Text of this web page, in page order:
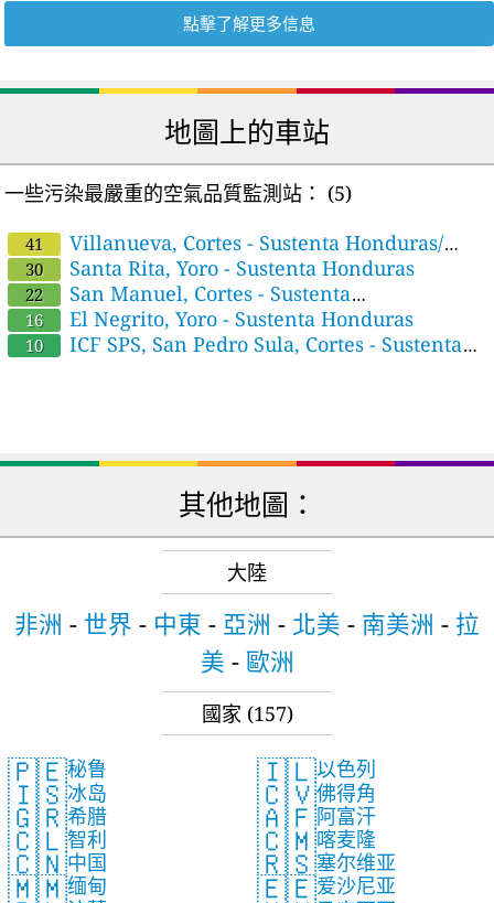
點擊了解更多信息
地圖上的車站
一些污染最嚴重的空氣品質監測站： (5)
41
Villanueva, Cortes - Sustenta Honduras/
Cipotes
30 Santa Rita, Yoro - Sustenta Honduras
22
San Manuel, Cortes - Sustenta
Honduras/CIPOTES
16 El Negrito, Yoro - Sustenta Honduras
10
ICF SPS, San Pedro Sula, Cortes - Sustenta
其他地圖：
大陸
非洲 - 世界 - 中東 - 亞洲 - 北美 - 南美洲 - 拉
美 - 歐洲
國家 (157)
🇵🇪秘鲁
🇮🇸冰岛
🇬🇷希腊
🇨🇱智利
🇨🇳中国
🇲🇲缅甸
🇮🇱以色列
🇨🇻佛得角
🇦🇫阿富汗
🇨🇲喀麦隆
🇷🇸塞尔维亚
🇪🇪爱沙尼亚